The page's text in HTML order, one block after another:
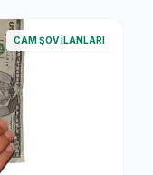
CAM ŞOV İLANLARI